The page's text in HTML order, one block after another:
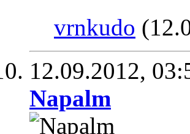
vrnkudo
12.09.2012,
Napalm